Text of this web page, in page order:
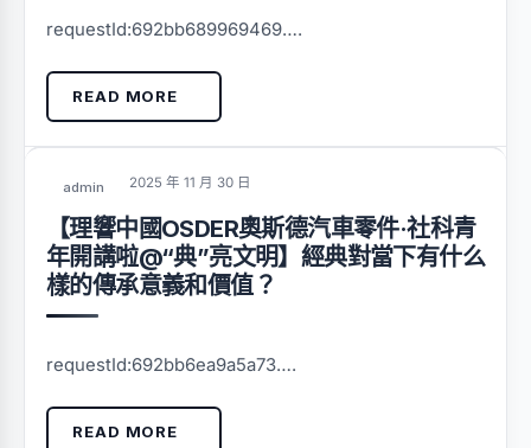
requestId:692bb689969469….
READ MORE
admin 2025 年 11 月 30 日
【理響中國OSDER奧斯德汽車零件·社科青
年開講啦@“典”亮文明】經典對當下有什么
樣的傳承意義和價值？
requestId:692bb6ea9a5a73….
READ MORE